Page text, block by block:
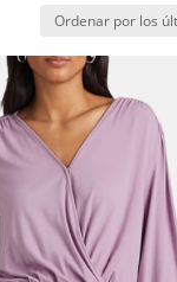
los
últimos